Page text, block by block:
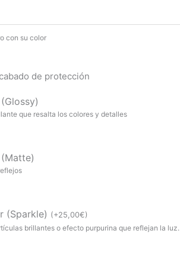
con su color
de protección
que resalta los colores y detalles
(Sparkle) (+25,00€)
brillantes o efecto purpurina que reflejan la luz.